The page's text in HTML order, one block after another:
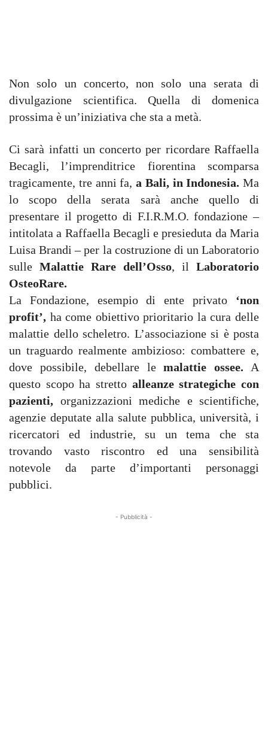
Non solo un concerto, non solo una serata di
divulgazione scientifica. Quella di domenica
prossima è un’iniziativa che sta a metà.
Ci sarà infatti un concerto per ricordare Raffaella
Becagli, l’imprenditrice fiorentina scomparsa
tragicamente, tre anni fa, a Bali, in Indonesia. Ma
lo scopo della serata sarà anche quello di
presentare il progetto di F.I.R.M.O. fondazione –
intitolata a Raffaella Becagli e presieduta da Maria
Luisa Brandi – per la costruzione di un Laboratorio
sulle Malattie Rare dell’Osso, il Laboratorio
OsteoRare.
La Fondazione, esempio di ente privato ‘non
profit’, ha come obiettivo prioritario la cura delle
malattie dello scheletro. L’associazione si è posta
un traguardo realmente ambizioso: combattere e,
dove possibile, debellare lemalattie ossee. A
questo scopo ha stretto alleanze strategiche con
pazienti, organizzazioni mediche e scientifiche,
agenzie deputate alla salute pubblica, università, i
ricercatori ed industrie, su un tema che sta
trovando vasto riscontro ed una sensibilità
notevole da parte d’importanti personaggi
pubblici.
- Pubblicità -